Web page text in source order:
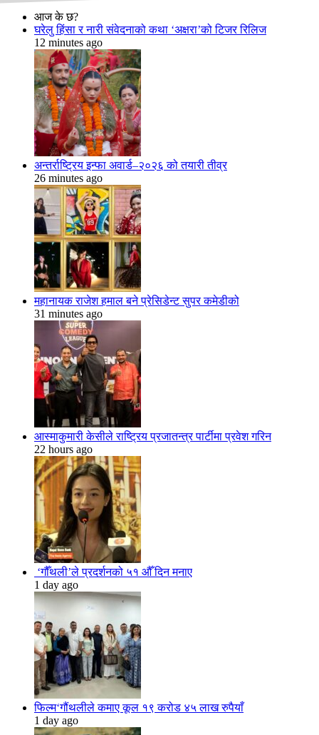
आज के छ?
घरेलु हिंसा र नारी संवेदनाको कथा ‘अक्षरा’को टिजर रिलिज
12 minutes ago
अन्तर्राष्ट्रिय इन्फा अवार्ड–२०२६ को तयारी तीव्र
26 minutes ago
महानायक राजेश हमाल बने प्रेसिडेन्ट सुपर कमेडीको
31 minutes ago
आस्माकुमारी केसीले राष्ट्रिय प्रजातन्त्र पार्टीमा प्रवेश गरिन
22 hours ago
‘गौँथली’ले प्रदर्शनको ५१ औँ दिन मनाए
1 day ago
फिल्म‘गौंथलीले कमाए कूल १९ करोड ४५ लाख रुपैयाँ
1 day ago